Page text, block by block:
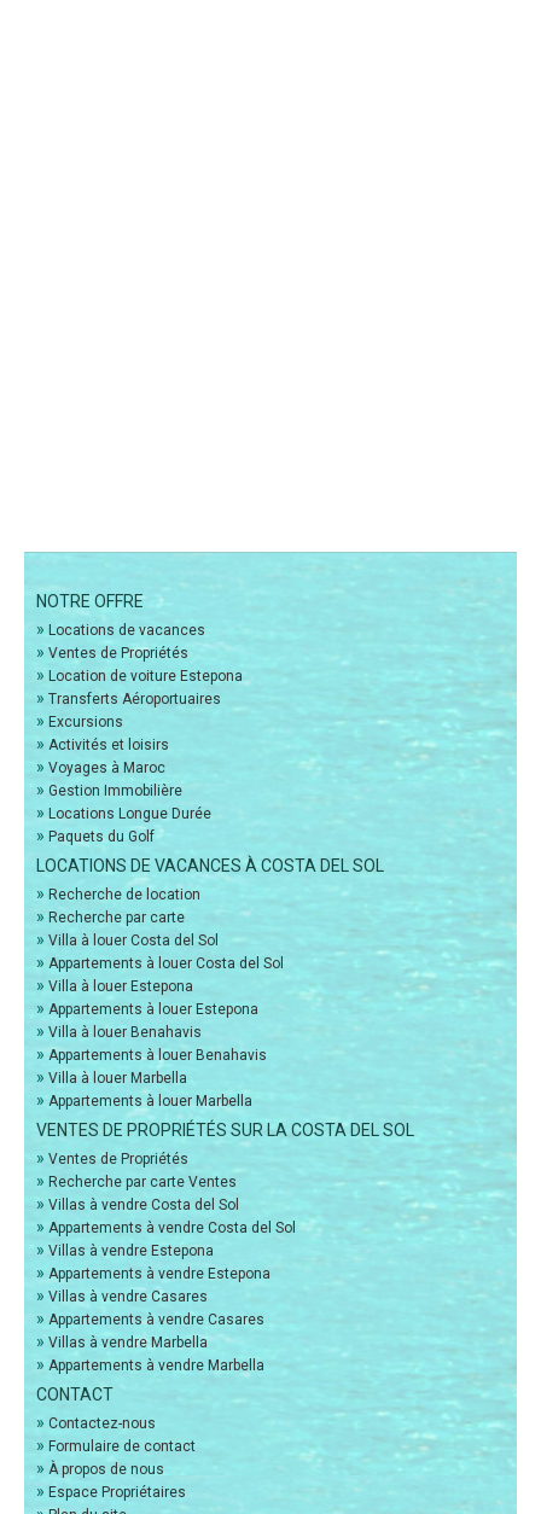
NOTRE OFFRE
» Locations de vacances
» Ventes de Propriétés
» Location de voiture Estepona
» Transferts Aéroportuaires
» Excursions
» Activités et loisirs
» Voyages à Maroc
» Gestion Immobilière
» Locations Longue Durée
» Paquets du Golf
LOCATIONS DE VACANCES À COSTA DEL SOL
» Recherche de location
» Recherche par carte
» Villa à louer Costa del Sol
» Appartements à louer Costa del Sol
» Villa à louer Estepona
» Appartements à louer Estepona
» Villa à louer Benahavis
» Appartements à louer Benahavis
» Villa à louer Marbella
» Appartements à louer Marbella
VENTES DE PROPRIÉTÉS SUR LA COSTA DEL SOL
» Ventes de Propriétés
» Recherche par carte Ventes
» Villas à vendre Costa del Sol
» Appartements à vendre Costa del Sol
» Villas à vendre Estepona
» Appartements à vendre Estepona
» Villas à vendre Casares
» Appartements à vendre Casares
» Villas à vendre Marbella
» Appartements à vendre Marbella
CONTACT
» Contactez-nous
» Formulaire de contact
» À propos de nous
» Espace Propriétaires